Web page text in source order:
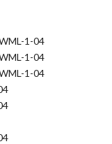
1-04
1-04
1-04